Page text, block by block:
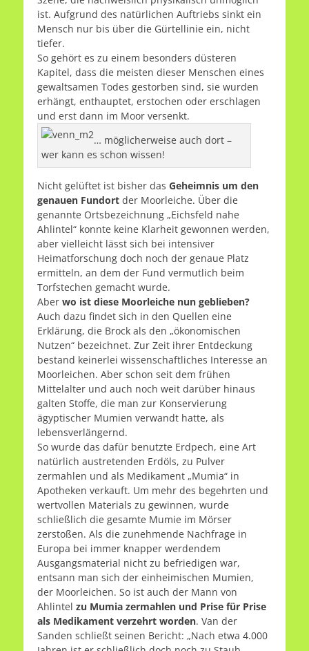
ist. Aufgrund des natürlichen Auftriebs sinkt ein
Mensch nur bis über die Gürtellinie ein, nicht
tiefer.
So gehört es zu einem besonders düsteren
Kapitel, dass die meisten dieser Menschen eines
gewaltsamen Todes gestorben sind, sie wurden
erhängt, enthauptet, erstochen oder erschlagen
und erst dann im Moor versenkt.
… möglicherweise auch dort –
wer kann es schon wissen!
Nicht gelüftet ist bisher das Geheimnis um den
genauen Fundort der Moorleiche. Über die
genannte Ortsbezeichnung „Eichsfeld nahe
Ahlintel“ konnte keine Klarheit gewonnen werden,
aber vielleicht lässt sich bei intensiver
Heimatforschung doch noch der genaue Platz
ermitteln, an dem der Fund vermutlich beim
Torfstechen gemacht wurde.
Aber wo ist diese Moorleiche nun geblieben?
Auch dazu findet sich in den Quellen eine
Erklärung, die Brock als den „ökonomischen
Nutzen“ bezeichnet. Zur Zeit ihrer Entdeckung
bestand keinerlei wissenschaftliches Interesse an
Moorleichen. Aber schon seit dem frühen
Mittelalter und auch noch weit darüber hinaus
galten Stoffe, die man zur Konservierung
ägyptischer Mumien verwandt hatte, als
lebensverlängernd.
So wurde das dafür benutzte Erdpech, eine Art
natürlich austretenden Erdöls, zu Pulver
zermahlen und als Medikament „Mumia“ in
Apotheken verkauft. Um mehr des begehrten und
wertvollen Materials zu gewinnen, wurde
schließlich die gesamte Mumie im Mörser
zerstoßen. Als die zunehmende Nachfrage in
Europa bei immer knapper werdendem
Ausgangsmaterial nicht zu befriedigen war,
entsann man sich der einheimischen Mumien,
der Moorleichen. So ist auch der Mann von
Ahlintel zu Mumia zermahlen und Prise für Prise
als Medikament verzehrt worden. Van der
Sanden schließt seinen Bericht: „Nach etwa 4.000